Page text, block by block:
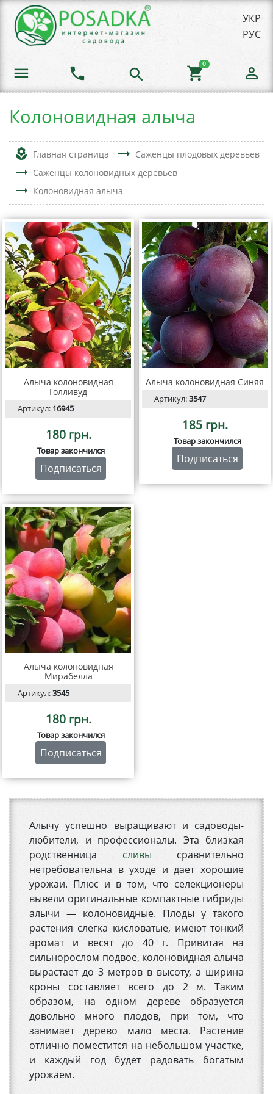
УКР
РУС
menu phone search shopping_cart
0
person_outline
Колоновидная алыча
local_florist Главная страница trending_flat Саженцы плодовых деревьев
trending_flat Саженцы колоновидных деревьев
trending_flat Колоновидная алыча
Алычу успешно выращивают и садоводы-
любители, и профессионалы. Эта близкая
родственница сливы сравнительно
нетребовательна в уходе и дает хорошие
урожаи. Плюс и в том, что селекционеры
вывели оригинальные компактные гибриды
алычи — колоновидные. Плоды у такого
растения слегка кисловатые, имеют тонкий
аромат и весят до 40 г. Привитая на
сильнорослом подвое, колоновидная алыча
вырастает до 3 метров в высоту, а ширина
кроны составляет всего до 2 м. Таким
образом, на одном дереве образуется
довольно много плодов, при том, что
занимает дерево мало места. Растение
отлично поместится на небольшом участке,
и каждый год будет радовать богатым
урожаем.
Алыча колоновидная
Голливуд
Артикул: 16945
180 грн.
Товар закончился
Подписаться
Алыча колоновидная Синяя
Артикул:3547
185 грн.
Товар закончился
Подписаться
Алыча колоновидная
Мирабелла
Артикул:3545
180 грн.
Товар закончился
Подписаться